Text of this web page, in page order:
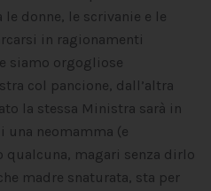
donne, le scrivanie e le
in ragionamenti
siamo orgogliose
col pancione, dall’altra
la stessa Ministra sarà in
neomamma (e
qualcuna, magari senza dirlo
madre snaturata, sta per